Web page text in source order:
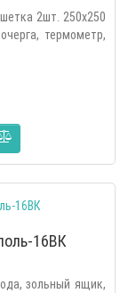
2шт. 250х250
термометр,
16ВК
зольный ящик,